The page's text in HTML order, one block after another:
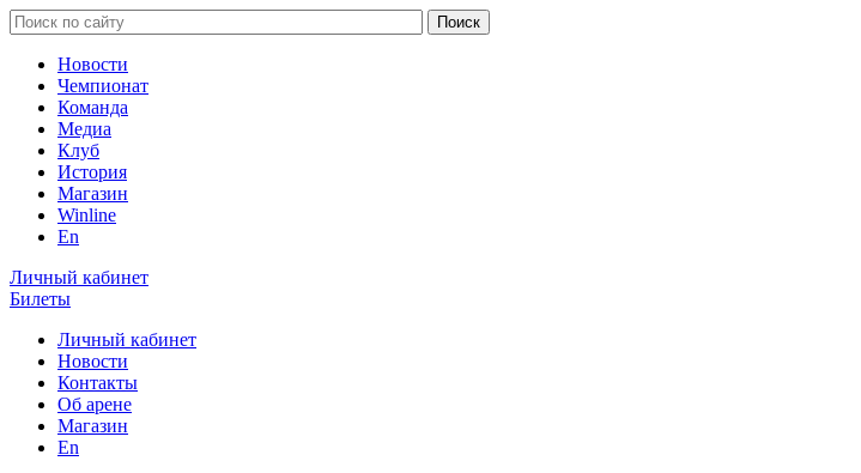
Новости
Чемпионат
Команда
Медиа
Клуб
История
Магазин
Winline
En
Личный кабинет
Билеты
Личный кабинет
Новости
Контакты
Об арене
Магазин
En